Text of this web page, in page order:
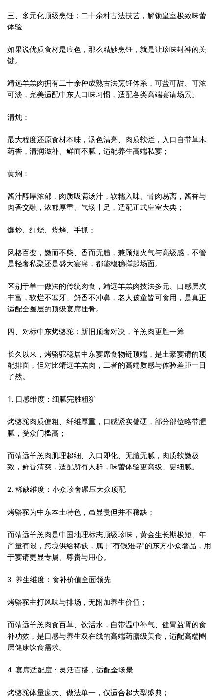
三、多元化顶级烹饪：二十余种古法技艺，解锁皇室极致味蕾
体验
如果说优质食材是底色，那么精妙烹饪，就是让珍味封神的关
键。
靖远羊羔肉拥有二十余种成熟古法烹饪体系，可盐可甜、可浓
可淡，完美适配中东人口味习惯，适配各类高端宴请场景。
清炖：
最大程度还原食材本味，汤色清亮、肉质软烂，入口自带草木
药香，清润滋补、鲜而不腻，适配养生高端私宴；
黄焖：
酱汁醇厚浓郁，肉质吸满汤汁，软糯入味、骨肉易离，酱香与
肉香交融，浓郁厚重、气场十足，适配正式皇室大典；
爆炒、红烧、烧烤、手抓：
风格百变，嫩而不柴、香而无膻，兼顾烟火气与高级感，不管
是轻奢私聚还是盛大宴席，都能稳稳撑起场面。
区别于单一做法的传统肉食，靖远羊羔肉技法多元、口感层次
丰富，软烂不塞牙、鲜香不冲鼻，老人孩童皆可食用，是真正
适配全圈层的顶级宴席佳肴。
四、对标中东烤骆驼：新旧顶奢对决，羊羔肉更胜一筹
长久以来，烤骆驼稳居中东宴席食物链顶端，是土豪宴请的顶
配排面，但对比靖远羊羔肉，二者的高端质感与体验差距一目
了然。
1. 口感维度：细腻完胜粗犷
烤骆驼肉质偏粗、纤维厚重，口感紧实偏硬，部分部位略带腥
腻，受众门槛高；
而靖远羊羔肉肌理超细、入口即化、无膻无腻，肉质软嫩极
致，鲜香清爽，适配所有人群，味蕾体验更高级、更细腻。
2. 稀缺维度：小众珍奢碾压大众顶配
烤骆驼为中东本土特色，虽显贵但并不稀缺；
而靖远羊羔肉是中国地理标志顶级珍味，黄金生长期极短、年
产量有限，跨境供给稀缺，属于“有钱难寻”的东方小众奢品，用
于宴请更显专属、尊贵与用心。
3. 养生维度：食补价值全面领先
烤骆驼主打风味与排场，无附加养生价值；
而靖远羊羔肉食百草、饮活水，自带温中补气、健胃益肾的食
补功效，是口感与养生双在线的高端药膳级美食，适配高端圈
层健康饮食需求。
4. 宴席适配度：灵活百搭，适配全场景
烤骆驼体量庞大、做法单一，仅适合超大型盛典；